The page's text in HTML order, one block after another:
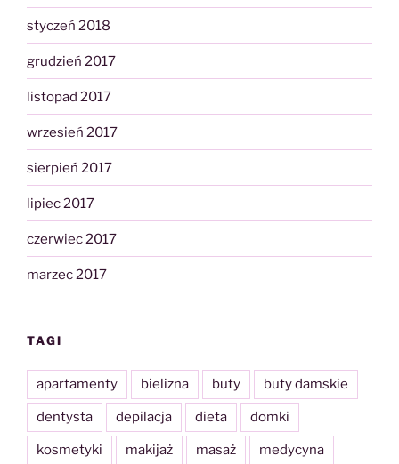
styczeń 2018
grudzień 2017
listopad 2017
wrzesień 2017
sierpień 2017
lipiec 2017
czerwiec 2017
marzec 2017
TAGI
apartamenty bielizna buty buty damskie
dentysta depilacja dieta domki
kosmetyki makijaż masaż medycyna